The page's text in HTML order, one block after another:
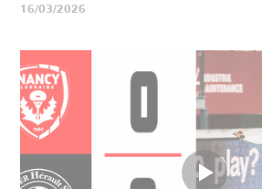
16/03/2026